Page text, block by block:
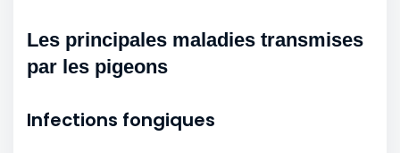
Les principales maladies transmises
par les pigeons
Infections fongiques